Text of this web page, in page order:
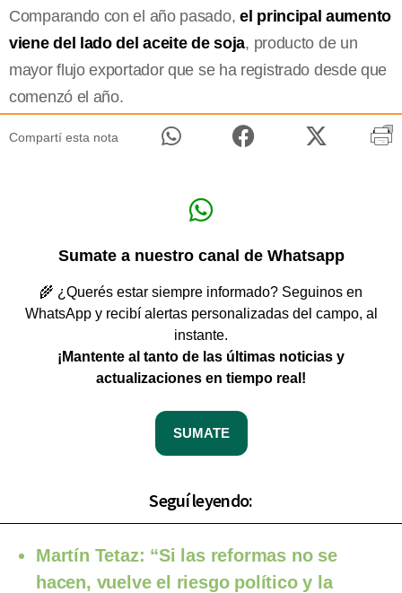
Comparando con el año pasado, el principal aumento
viene del lado del aceite de soja, producto de un
mayor flujo exportador que se ha registrado desde que
comenzó el año.
Compartí esta nota
Sumate a nuestro canal de Whatsapp
🌾 ¿Querés estar siempre informado? Seguinos en
WhatsApp y recibí alertas personalizadas del campo, al
instante.
¡Mantente al tanto de las últimas noticias y
actualizaciones en tiempo real!
SUMATE
Seguí leyendo:
Martín Tetaz: “Si las reformas no se
hacen, vuelve el riesgo político y la